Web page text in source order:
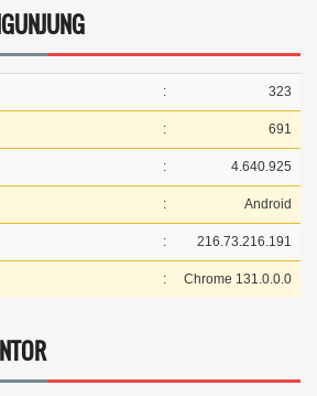
: 323
: 691
: 4.640.925
: Android
: 216.73.216.191
: Chrome 131.0.0.0